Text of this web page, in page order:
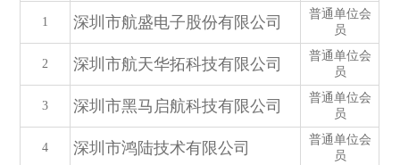
1 深圳市航盛电子股份有限公司
普通单位会
员
2 深圳市航天华拓科技有限公司
普通单位会
员
3 深圳市黑马启航科技有限公司
普通单位会
员
4 深圳市鸿陆技术有限公司
普通单位会
员